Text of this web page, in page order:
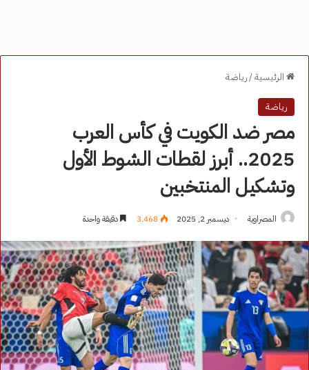
الرئيسية/رياضة
رياضة
مصر ضد الكويت في كأس العرب
2025.. أبرز لقطات الشوط الأول
وتشكيل المنتخبين
المصراوية ديسمبر 2, 2025 3٬468 دقيقة واحدة